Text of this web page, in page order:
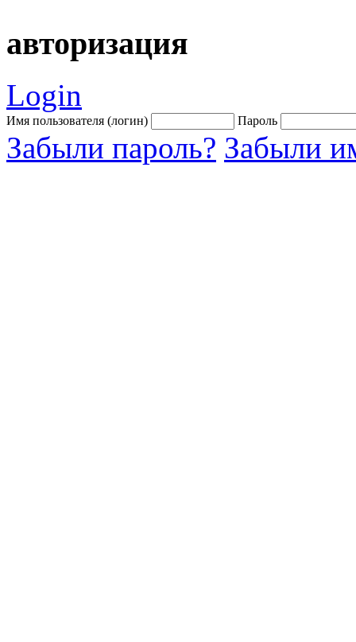
авторизация
Login
Имя пользователя (логин) Пароль
Забыли пароль? Забыли